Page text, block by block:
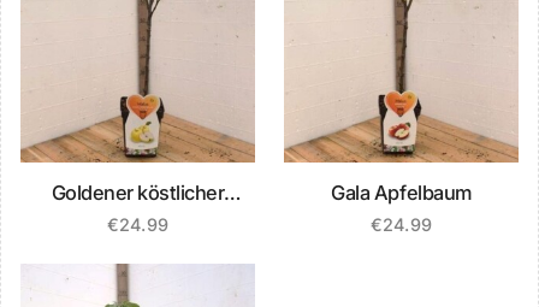
Goldener köstlicher
Apfelbaum
€24.99
Gala Apfelbaum
€24.99